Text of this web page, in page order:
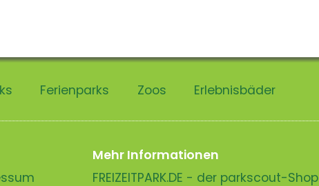
Ferienparks Zoos Erlebnisbäder
Mehr Informationen
FREIZEITPARK.DE - der parkscout-Shop